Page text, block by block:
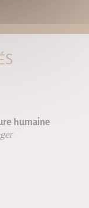
humaine